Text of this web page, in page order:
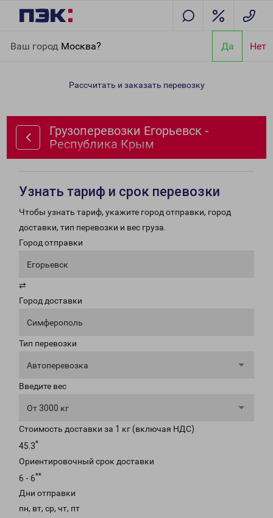
Ваш город Москва? Да Нет
Республика Крым
Рассчитать и заказать перевозку
Грузоперевозки Егорьевск -
Республика Крым
Узнать тариф и срок перевозки
Чтобы узнать тариф, укажите город отправки, город
доставки, тип перевозки и вес груза.
Город отправки
Егорьевск
⇄
Город доставки
Симферополь
Тип перевозки
Автоперевозка
Введите вес
От 3000 кг
Стоимость доставки за 1 кг (включая НДС)
45.3*
Ориентировочный срок доставки
6 - 6**
Дни отправки
пн, вт, ср, чт, пт